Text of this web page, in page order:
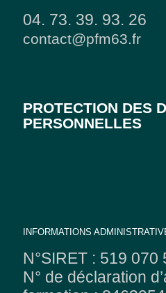
04. 73. 39. 93. 26
contact@pfm63.fr
PROTECTION DES
PERSONNELLES
INFORMATIONS
N°SIRET : 519 070
N° de déclaration